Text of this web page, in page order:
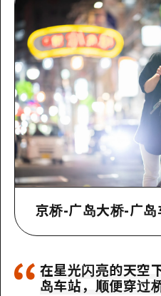
京桥-广岛大桥-广岛
在星光闪亮的天空
岛车站，顺便穿过